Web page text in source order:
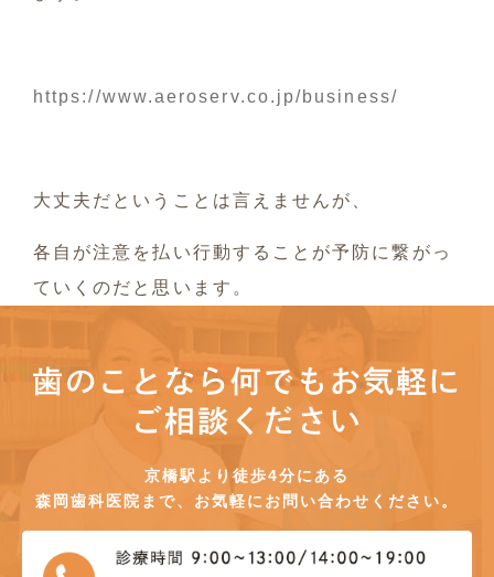
https://www.aeroserv.co.jp/business/
大丈夫だということは言えませんが、
各自が注意を払い行動することが予防に繋がっ
ていくのだと思います。
歯のことなら何でもお気軽に
ご相談ください
京橋駅より徒歩4分にある
森岡歯科医院まで、お気軽にお問い合わせください。